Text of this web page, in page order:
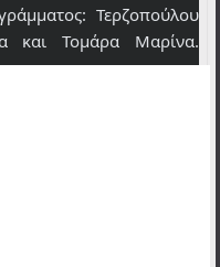
Τερζοπούλου
και Τομάρα Μαρίνα.